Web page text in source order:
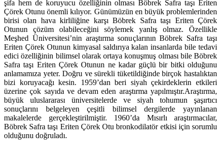
şifa hem de koruyucu özelliğinin olması Böbrek Safra taşı Eriten
Çörek Otunu önemli kılıyor. Günümüzün en büyük problemlerinden
birisi olan hava kirliliğine karşı Böbrek Safra taşı Eriten Çörek
Otunun çözüm olabileceğini söylemek yanlış olmaz. Özellikle
Meşhed Üniversitesi’nin araştırma sonuçlarının Böbrek Safra taşı
Eriten Çörek Otunun kimyasal saldırıya kalan insanlarda bile tedavi
edici özelliğinin bilimsel olarak ortaya konuşmuş olması bile Böbrek
Safra taşı Eriten Çörek Otunun ne kadar güçlü bir bitki olduğunu
anlamamıza yeter. Doğru ve sürekli tüketildiğinde birçok hastalıktan
bizi koruyacağı kesin. 1959’dan beri siyah çekirdeklerin etkileri
üzerine çok sayıda ve devam eden araştırma yapılmıştır.Araştırma,
büyük uluslararası üniversitelerde ve siyah tohumun şaşırtıcı
sonuçlarını belgeleyen çeşitli bilimsel dergilerde yayınlanan
makalelerde gerçekleştirilmiştir. 1960’da Mısırlı araştırmacılar,
Böbrek Safra taşı Eriten Çörek Otu bronkodilatör etkisi için sorumlu
olduğunu doğruladı.